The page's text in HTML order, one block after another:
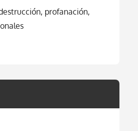
profanación,